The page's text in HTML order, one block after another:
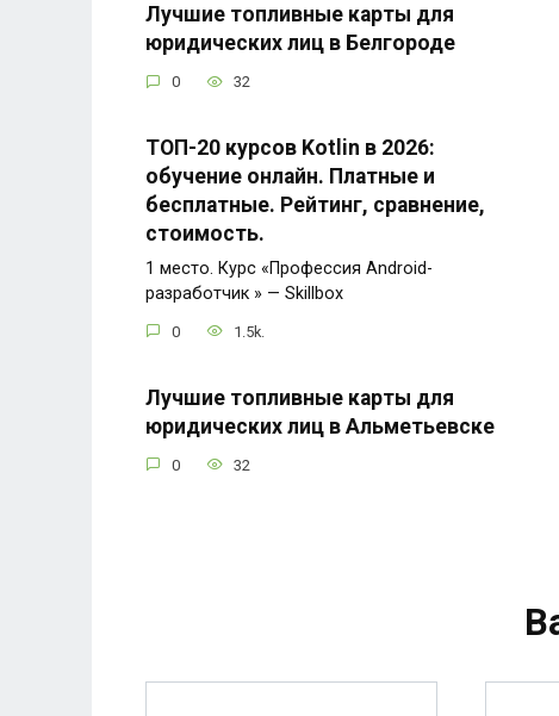
Лучшие топливные карты для
юридических лиц в Белгороде
0 32
ТОП-20 курсов Kotlin в 2026:
обучение онлайн. Платные и
бесплатные. Рейтинг, сравнение,
стоимость.
1 место. Курс «Профессия Android-
разработчик » — Skillbox
0 1.5k.
Лучшие топливные карты для
юридических лиц в Альметьевске
0 32